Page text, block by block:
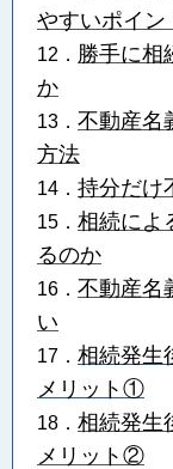
やすいポイン
12． 勝手に相
か
13． 不動産名
方法
14． 持分だけ
15． 相続によ
るのか
16． 不動産名
い
17． 相続発生
メリット①
18． 相続発生
メリット②